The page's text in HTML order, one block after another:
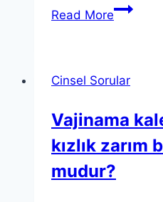
Read More
Cinsel Sorular
Vajinama
kızlık zarım
mudur?